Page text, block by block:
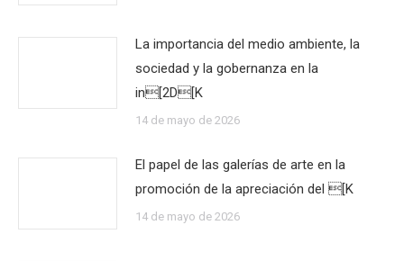
La importancia del medio ambiente, la
sociedad y la gobernanza en la
in[2D[K
14 de mayo de 2026
El papel de las galerías de arte en la
promoción de la apreciación del [K
14 de mayo de 2026